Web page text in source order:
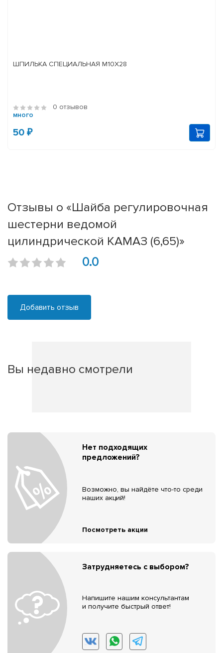
ШПИЛЬКА СПЕЦИАЛЬНАЯ М10Х28
0 отзывов
много
50 ₽
Отзывы о «Шайба регулировочная
шестерни ведомой
цилиндрической КАМАЗ (6,65)»
0.0
Добавить отзыв
Вы недавно смотрели
Нет подходящих
предложений?
Возможно, вы найдёте что-то среди
наших акций!
Посмотреть акции
Затрудняетесь с выбором?
Напишите нашим консультантам
и получите быстрый ответ!